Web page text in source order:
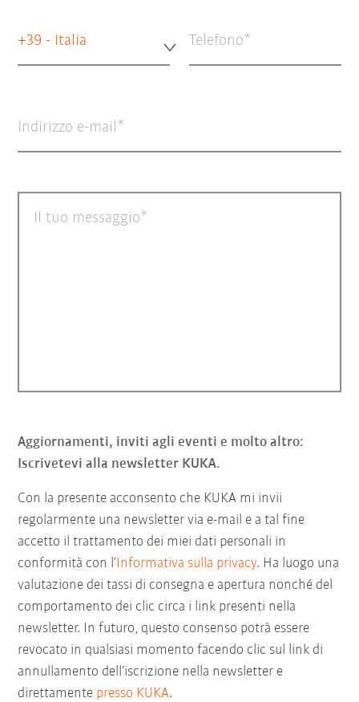
+39 - Italia Telefono
Indirizzo e-mail
Il tuo messaggio
Aggiornamenti, inviti agli eventi e molto altro:
Iscrivetevi alla newsletter KUKA.
Con la presente acconsento che KUKA mi invii
regolarmente una newsletter via e-mail e a tal fine
accetto il trattamento dei miei dati personali in
conformità con l’Informativa sulla privacy. Ha luogo una
valutazione dei tassi di consegna e apertura nonché del
comportamento dei clic circa i link presenti nella
newsletter. In futuro, questo consenso potrà essere
revocato in qualsiasi momento facendo clic sul link di
annullamento dell’iscrizione nella newsletter e
direttamente presso KUKA.